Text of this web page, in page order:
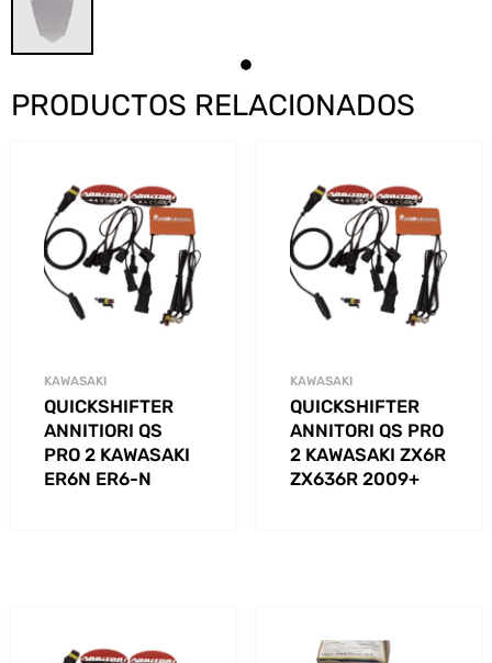
PRODUCTOS RELACIONADOS
KAWASAKI
QUICKSHIFTER
ANNITIORI QS
PRO 2 KAWASAKI
ER6N ER6-N
KAWASAKI
QUICKSHIFTER
ANNITORI QS PRO
2 KAWASAKI ZX6R
ZX636R 2009+